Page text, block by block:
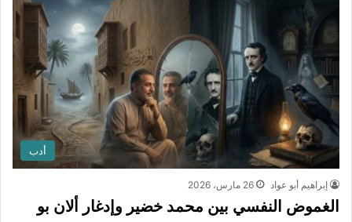
أدب
إبراهيم أبو عواد 26 مارس، 2026
الغموض النفسي بين محمد خضير وإدغار ألان بو